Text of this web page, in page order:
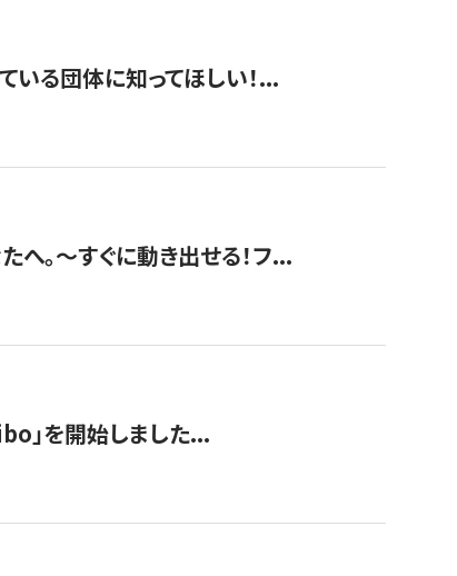
いる団体に知ってほしい！...
へ。〜すぐに動き出せる！フ...
」を開始しました...